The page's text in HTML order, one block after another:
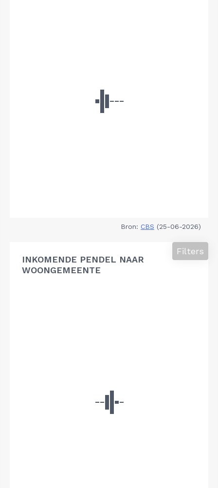
Bron: CBS (25-06-2026)
INKOMENDE PENDEL NAAR
WOONGEMEENTE
Filters